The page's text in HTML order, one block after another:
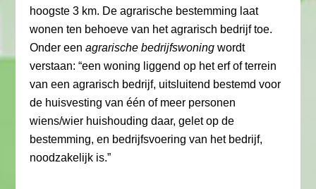
hoogste 3 km. De agrarische bestemming laat
wonen ten behoeve van het agrarisch bedrijf toe.
Onder eenagrarische bedrijfswoning wordt
verstaan: “een woning liggend op het erf of terrein
van een agrarisch bedrijf, uitsluitend bestemd voor
de huisvesting van één of meer personen
wiens/wier huishouding daar, gelet op de
bestemming, en bedrijfsvoering van het bedrijf,
noodzakelijk is.”